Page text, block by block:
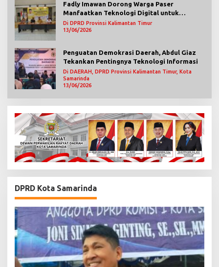
Fadly Imawan Dorong Warga Paser
Manfaatkan Teknologi Digital untuk
Mengawasi Jalannya Pemerintahan
Di DPRD Provinsi Kalimantan Timur
13/06/2026
Penguatan Demokrasi Daerah, Abdul Giaz
Tekankan Pentingnya Teknologi Informasi
Di DAERAH, DPRD Provinsi Kalimantan Timur, Kota
Samarinda
13/06/2026
DPRD Kota Samarinda